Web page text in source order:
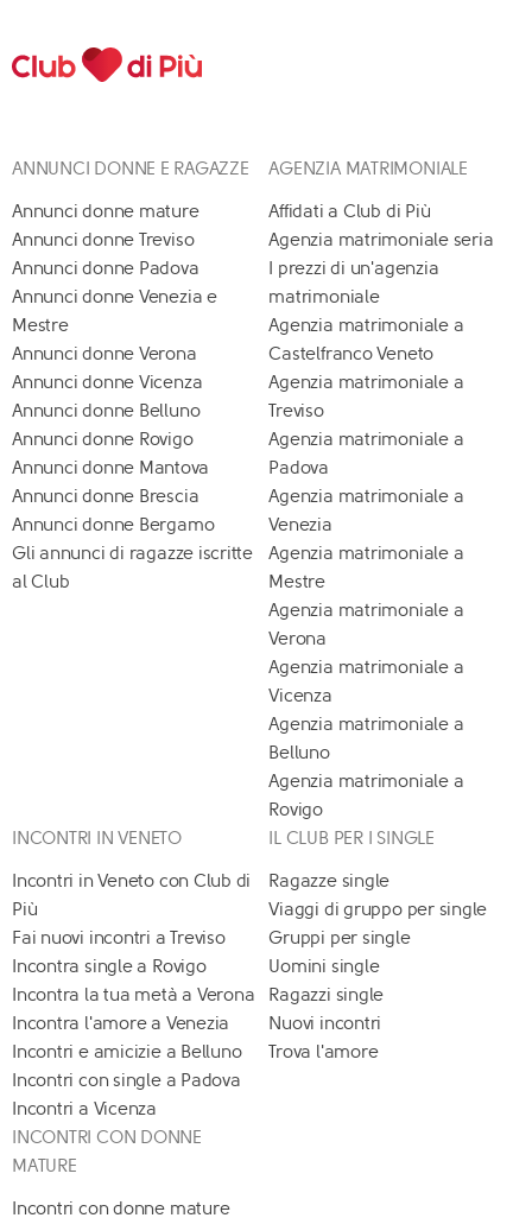
ANNUNCI DONNE E RAGAZZE
Annunci donne mature
Annunci donne Treviso
Annunci donne Padova
Annunci donne Venezia e
Mestre
Annunci donne Verona
Annunci donne Vicenza
Annunci donne Belluno
Annunci donne Rovigo
Annunci donne Mantova
Annunci donne Brescia
Annunci donne Bergamo
Gli annunci di ragazze iscritte
al Club
AGENZIA MATRIMONIALE
Affidati a Club di Più
Agenzia matrimoniale seria
I prezzi di un'agenzia
matrimoniale
Agenzia matrimoniale a
Castelfranco Veneto
Agenzia matrimoniale a
Treviso
Agenzia matrimoniale a
Padova
Agenzia matrimoniale a
Venezia
Agenzia matrimoniale a
Mestre
Agenzia matrimoniale a
Verona
Agenzia matrimoniale a
Vicenza
Agenzia matrimoniale a
Belluno
Agenzia matrimoniale a
Rovigo
INCONTRI IN VENETO
Incontri in Veneto con Club di
Più
Fai nuovi incontri a Treviso
Incontra single a Rovigo
Incontra la tua metà a Verona
Incontra l'amore a Venezia
Incontri e amicizie a Belluno
Incontri con single a Padova
Incontri a Vicenza
IL CLUB PER I SINGLE
Ragazze single
Viaggi di gruppo per single
Gruppi per single
Uomini single
Ragazzi single
Nuovi incontri
Trova l'amore
INCONTRI CON DONNE
MATURE
Incontri con donne mature